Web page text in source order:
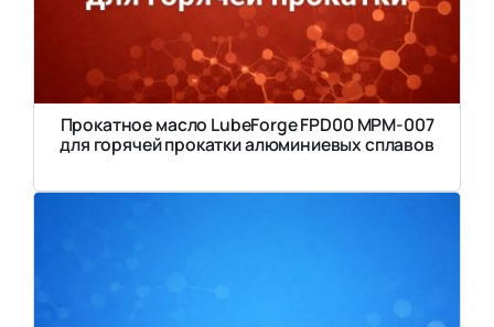
Прокатное масло LubeForge FPD00 MPM-007
для горячей прокатки алюминиевых сплавов